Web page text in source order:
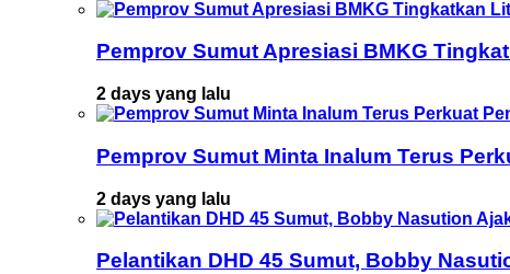
Pemprov Sumut Apresiasi BMKG
2 days yang lalu
Pemprov Sumut Minta Inalum Terus
2 days yang lalu
Pelantikan DHD 45 Sumut, Bobby